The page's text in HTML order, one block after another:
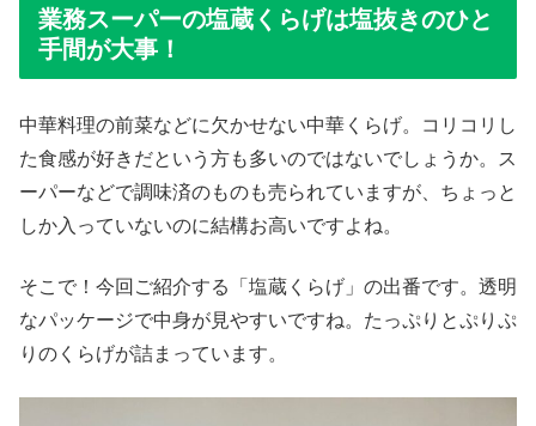
業務スーパーの塩蔵くらげは塩抜きのひと
手間が大事！
中華料理の前菜などに欠かせない中華くらげ。コリコリし
た食感が好きだという方も多いのではないでしょうか。ス
ーパーなどで調味済のものも売られていますが、ちょっと
しか入っていないのに結構お高いですよね。
そこで！今回ご紹介する「塩蔵くらげ」の出番です。透明
なパッケージで中身が見やすいですね。たっぷりとぷりぷ
りのくらげが詰まっています。